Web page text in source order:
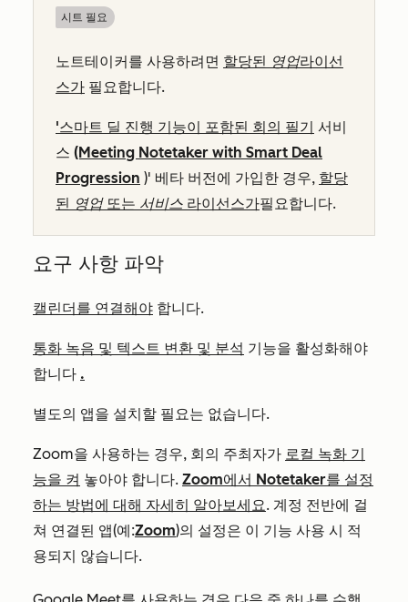
시트 필요
노트테이커를 사용하려면 할당된 영업라이선
스가 필요합니다.
'스마트 딜 진행 기능이 포함된 회의 필기 서비
스 (Meeting Notetaker with Smart Deal
Progression )' 베타 버전에 가입한 경우, 할당
된 영업또는 서비스 라이선스가필요합니다.
요구 사항 파악
캘린더를 연결해야 합니다.
통화 녹음 및 텍스트 변환 및 분석 기능을 활성화해야
합니다 .
별도의 앱을 설치할 필요는 없습니다.
Zoom을 사용하는 경우, 회의 주최자가 로컬 녹화 기
능을 켜 놓아야 합니다. Zoom에서 Notetaker를 설정
하는 방법에 대해 자세히 알아보세요. 계정 전반에 걸
쳐 연결된 앱(예:Zoom)의 설정은 이 기능 사용 시 적
용되지 않습니다.